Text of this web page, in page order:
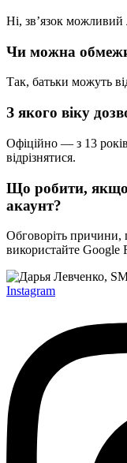
Ні, зв’язок можливий
Чи можна
Так, батьки можуть
З якого віку
Офіційно — з 13
відрізнятися.
Що робити, якщо
акаунт?
Обговоріть причини,
використайте
Instagram